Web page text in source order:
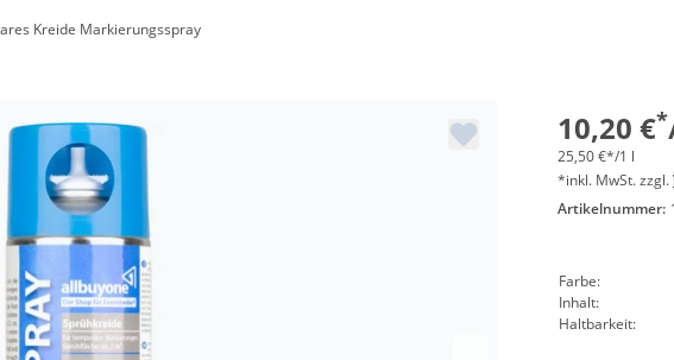
Kreide Markierungsspray
10,20 €*
ab 12
25,50 €*/1 l
*inkl. MwSt. zzgl.
Artikelnummer:
Farbe:
Inhalt:
Haltbarkeit: